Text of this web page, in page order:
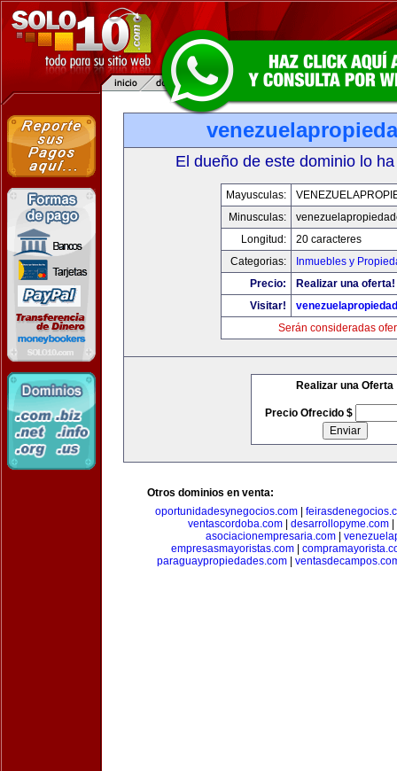
El dueño de este dominio lo
Mayusculas:
Minusculas:
Longitud:
20 caracteres
Categorias:
Inmuebles y
Precio:
Realizar una oferta!
Visitar!
Serán consideradas
Realizar una Oferta
Precio Ofrecido $
Otros dominios en venta:
oportunidadesynegocios.com|
ventascordoba.com| desarrollopyme.com|
asociacionempresaria.com
empresasmayoristas.com|
paraguaypropiedades.com